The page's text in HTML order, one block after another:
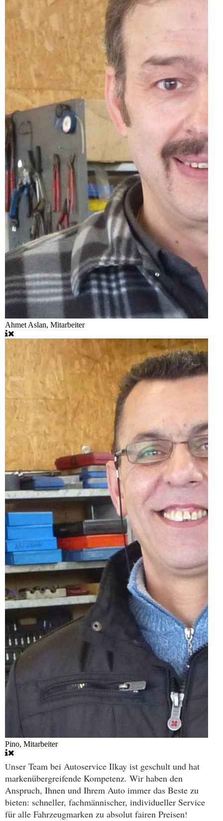
Ahmet Aslan, Mitarbeiter
Pino, Mitarbeiter
Unser Team bei Autoservice Ilkay ist geschult und hat
markenübergreifende Kompetenz. Wir haben den
Anspruch, Ihnen und Ihrem Auto immer das Beste zu
bieten: schneller, fachmännischer, individueller Service
für alle Fahrzeugmarken zu absolut fairen Preisen!